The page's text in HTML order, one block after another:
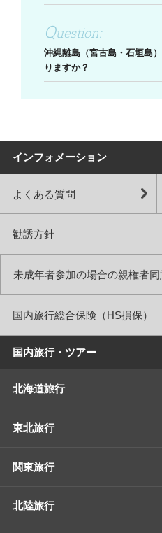
沖縄離島（宮古島・石垣島
りますか？
インフォメーション
よくある質問
勧誘方針
未成年者参加の場合の親権者
国内旅行総合保険（HS損保）
国内旅行・ツアー
北海道旅行
東北旅行
関東旅行
北陸旅行